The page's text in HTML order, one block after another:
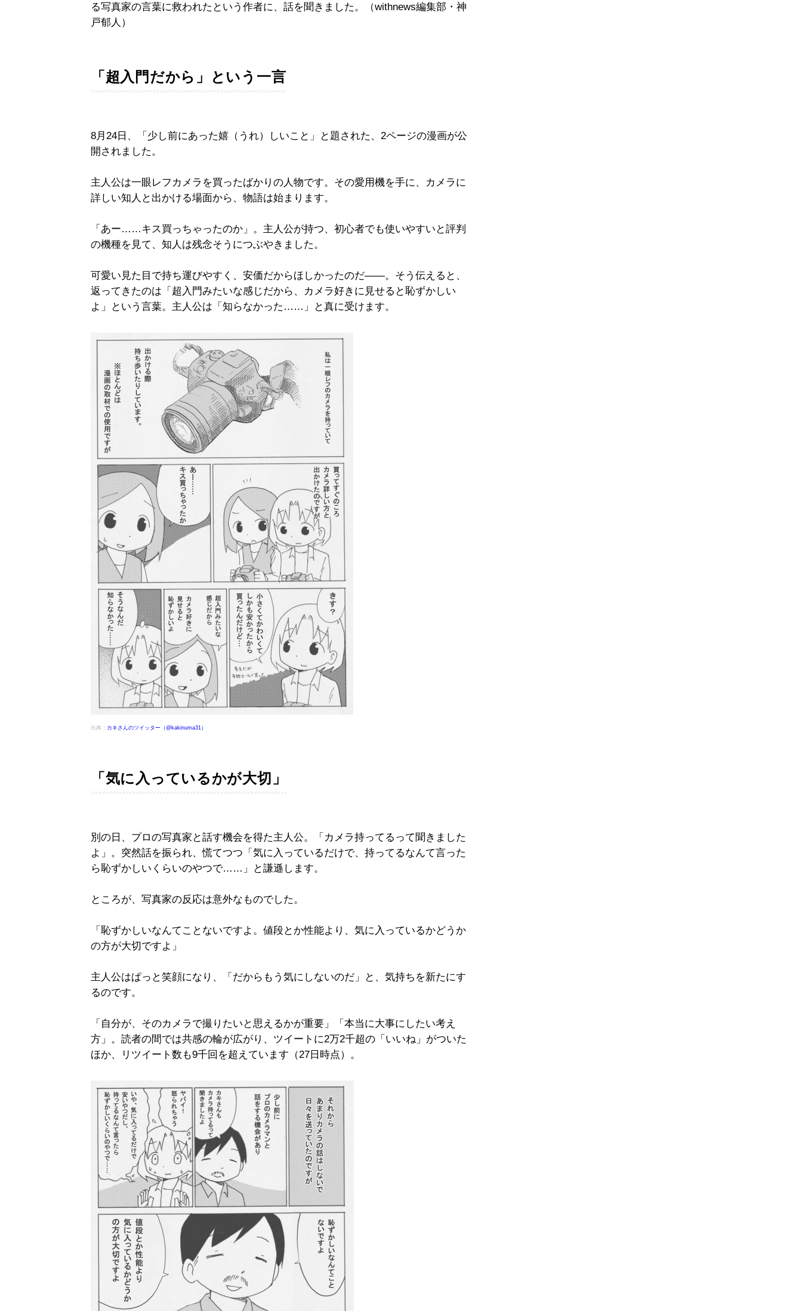
る写真家の言葉に救われたという作者に、話を聞きました。（withnews編集部・神
戸郁人）
「超入門だから」という一言
8月24日、「少し前にあった嬉（うれ）しいこと」と題された、2ページの漫画が公
開されました。
主人公は一眼レフカメラを買ったばかりの人物です。その愛用機を手に、カメラに
詳しい知人と出かける場面から、物語は始まります。
「あー……キス買っちゃったのか」。主人公が持つ、初心者でも使いやすいと評判
の機種を見て、知人は残念そうにつぶやきました。
可愛い見た目で持ち運びやすく、安価だからほしかったのだ――。そう伝えると、
返ってきたのは「超入門みたいな感じだから、カメラ好きに見せると恥ずかしい
よ」という言葉。主人公は「知らなかった……」と真に受けます。
出典： カキさんのツイッター（@kakinuma31）
「気に入っているかが大切」
別の日、プロの写真家と話す機会を得た主人公。「カメラ持ってるって聞きました
よ」。突然話を振られ、慌てつつ「気に入っているだけで、持ってるなんて言った
ら恥ずかしいくらいのやつで……」と謙遜します。
ところが、写真家の反応は意外なものでした。
「恥ずかしいなんてことないですよ。値段とか性能より、気に入っているかどうか
の方が大切ですよ」
主人公はぱっと笑顔になり、「だからもう気にしないのだ」と、気持ちを新たにす
るのです。
「自分が、そのカメラで撮りたいと思えるかが重要」「本当に大事にしたい考え
方」。読者の間では共感の輪が広がり、ツイートに2万2千超の「いいね」がついた
ほか、リツイート数も9千回を超えています（27日時点）。